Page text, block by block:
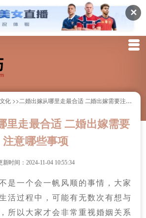
✕
化 >>二婚出嫁从哪里走最合适 二婚出嫁需要注意哪些事项
里走最合适 二婚出嫁需要
注意哪些事项
新时间：2024-11-04 10:55:34
一个会一帆风顺的事情，大家
活过程中，可能有无数次有想与
所以大家才会非常重视婚姻关系